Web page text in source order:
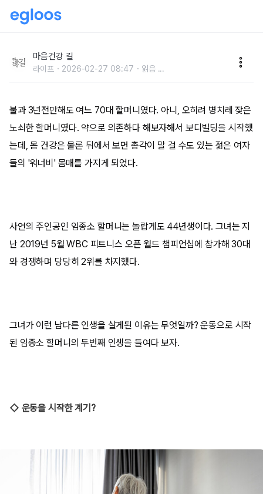
마음건강 길
라이프 2026-02-27 08:47 읽음 ...
불과 3년전만해도 여느 70대 할머니였다. 아니, 오히려 병치레 잦은
노쇠한 할머니였다. 약으로 의존하다 해보자해서 보디빌딩을 시작했
는데, 몸 건강은 물론 뒤에서 보면 총각이 말 걸 수도 있는 젊은 여자
들의 '워너비' 몸매를 가지게 되었다.
사연의 주인공인 임종소 할머니는 놀랍게도 44년생이다. 그녀는 지
난 2019년 5월 WBC 피트니스 오픈 월드 챔피언십에 참가해 30대
와 경쟁하며 당당히 2위를 차지했다.
그녀가 이런 남다른 인생을 살게된 이유는 무엇일까? 운동으로 시작
된 임종소 할머니의 두번째 인생을 들여다 보자.
◇ 운동을 시작한 계기?